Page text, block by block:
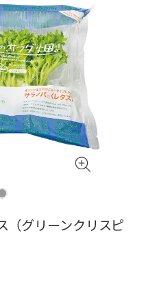
（グリーンクリスピ